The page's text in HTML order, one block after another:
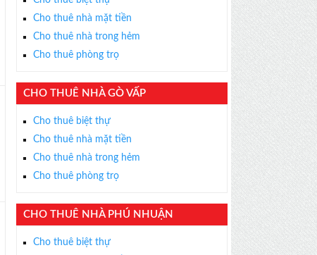
Cho thuê nhà mặt tiền
Cho thuê nhà trong hẻm
Cho thuê phòng trọ
CHO THUÊ NHÀ GÒ VẤP
Cho thuê biệt thự
Cho thuê nhà mặt tiền
Cho thuê nhà trong hẻm
Cho thuê phòng trọ
CHO THUÊ NHÀ PHÚ NHUẬN
Cho thuê biệt thự